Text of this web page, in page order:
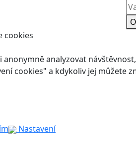
cookies
analyzovat
cookies" a kdykoliv jej můžete
Nastavení